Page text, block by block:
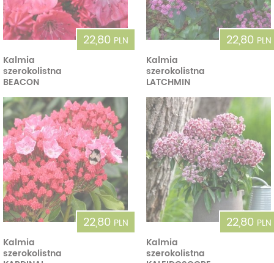
22,80 PLN
Kalmia
szerokolistna
BEACON
22,80 PLN
Kalmia
szerokolistna
LATCHMIN
22,80 PLN
Kalmia
szerokolistna
22,80 PLN
Kalmia
szerokolistna